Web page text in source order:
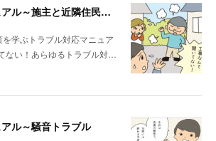
トラブル対応マニュアル～施主と近隣住民との関係性が悪い場合は？
を学ぶトラブル対応マニュア
ない！あらゆるトラブル対…
ル～騒音トラブル